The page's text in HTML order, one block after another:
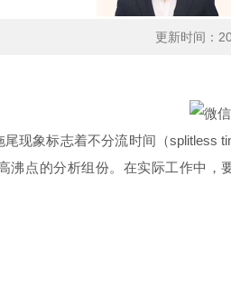
更新时间：
现象标志着不分流时间（splitless
沸点的分析组份。在实际工作中